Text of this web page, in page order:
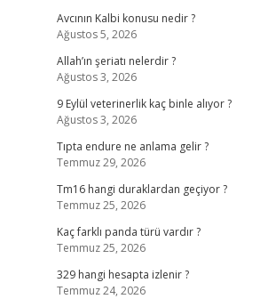
Avcının Kalbi konusu nedir ?
Ağustos 5, 2026
Allah’ın şeriatı nelerdir ?
Ağustos 3, 2026
9 Eylül veterinerlik kaç binle alıyor ?
Ağustos 3, 2026
Tıpta endure ne anlama gelir ?
Temmuz 29, 2026
Tm16 hangi duraklardan geçiyor ?
Temmuz 25, 2026
Kaç farklı panda türü vardır ?
Temmuz 25, 2026
329 hangi hesapta izlenir ?
Temmuz 24, 2026